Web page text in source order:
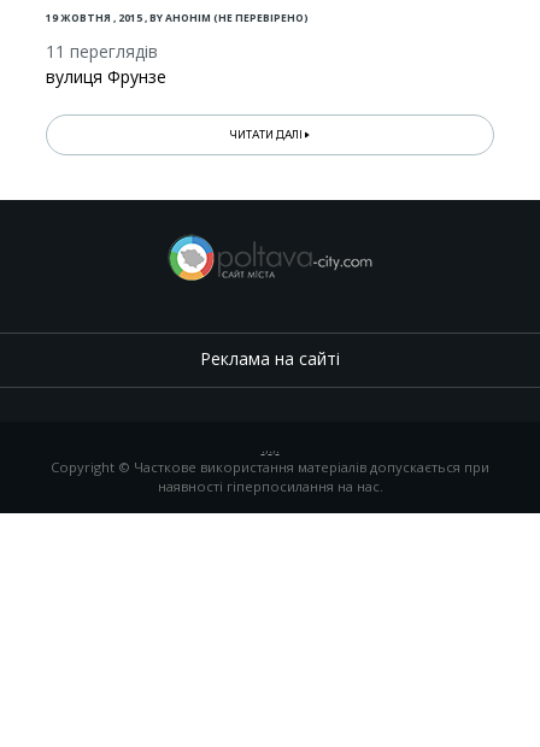
19 ЖОВТНЯ , 2015,BYАНОНІМ (НЕ ПЕРЕВІРЕНО)
11 переглядів
вулиця Фрунзе
ЧИТАТИ ДАЛІ
Реклама на сайті
, ,
Copyright © Часткове використання матеріалів допускається при
наявності гіперпосилання на нас.